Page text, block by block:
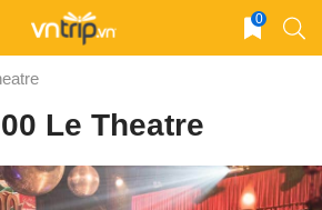
0
Le Theatre